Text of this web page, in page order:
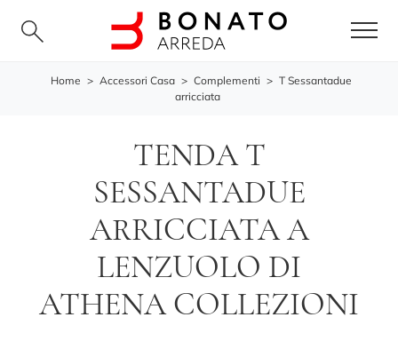
Home > Accessori Casa > Complementi > T Sessantadue
arricciata
TENDA T
SESSANTADUE
ARRICCIATA A
LENZUOLO DI
ATHENA COLLEZIONI